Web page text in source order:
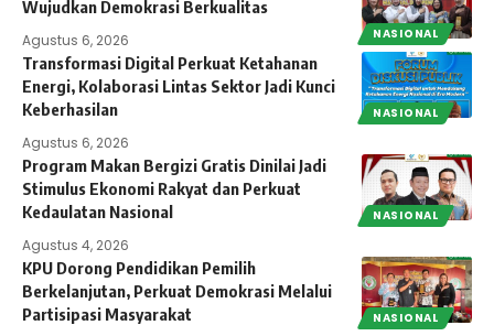
NASIONAL
Wujudkan Demokrasi Berkualitas
Agustus 6, 2026
NASIONAL
Transformasi Digital Perkuat Ketahanan
Energi, Kolaborasi Lintas Sektor Jadi Kunci
Keberhasilan
Agustus 6, 2026
NASIONAL
Program Makan Bergizi Gratis Dinilai Jadi
Stimulus Ekonomi Rakyat dan Perkuat
Kedaulatan Nasional
Agustus 4, 2026
NASIONAL
KPU Dorong Pendidikan Pemilih
Berkelanjutan, Perkuat Demokrasi Melalui
Partisipasi Masyarakat